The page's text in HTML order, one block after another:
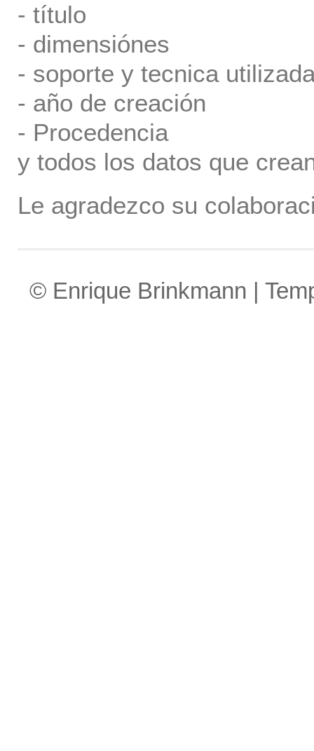
- título
- dimensiónes
- soporte y tecnica
- año de creación
- Procedencia
y todos los datos que
Le agradezco su
© Enrique Brinkmann |